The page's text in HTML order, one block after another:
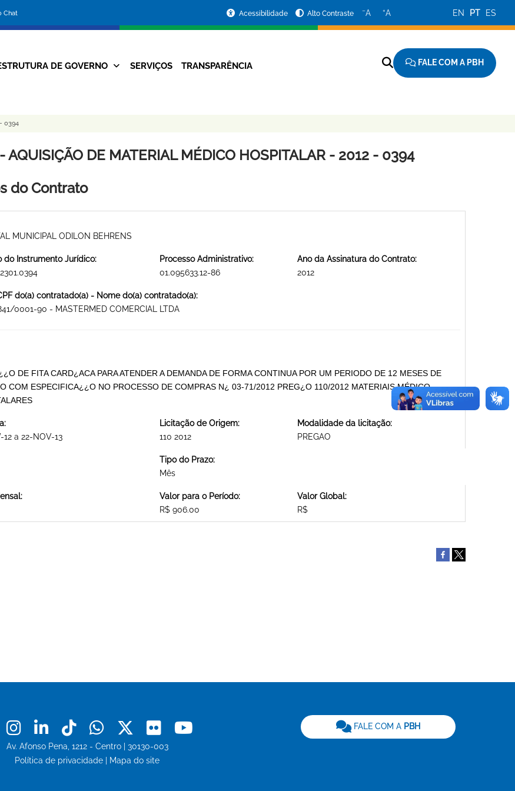
Chat
da
Prefeitura
Acessibilidade Alto Contraste −A +A EN PT ES
Navegação
DE GOVERNO SERVIÇOS TRANSPARÊNCIA FALE COM A PBH
0394
AQUISIÇÃO DE MATERIAL MÉDICO HOSPITALAR - 2012 - 0394
do Contrato
MUNICIPAL ODILON BEHRENS
do Instrumento Jurídico:
Processo Administrativo:
01.095633.12-86
Ano da Assinatura do Contrato:
2012
do(a) contratado(a) - Nome do(a) contratado(a):
0001-90 - MASTERMED COMERCIAL LTDA
DE FITA CARD¿ACA PARA ATENDER A DEMANDA DE FORMA CONTINUA POR UM PERIODO DE 12 MESES DE
COM ESPECIFICA¿¿O NO PROCESSO DE COMPRAS N¿ 03-71/2012 PREG¿O 110/2012 MATERIAIS MÉDICO-
12 a 22-NOV-13
Licitação de Origem:
110 2012
Modalidade da licitação:
PREGAO
Tipo do Prazo:
Mês
Valor para o Período:
R$ 906.00
Valor Global:
R$
Facebook
Instagram
LinkedinTiktokWhatsapp
X Flickr
Av. Afonso Pena, 1212 - Centro | 30130-003
Política de privacidade
Mapa do site
FALE COM A PBH